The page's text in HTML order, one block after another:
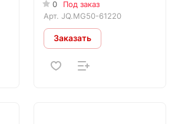
0
Под заказ
Арт.JQ.MG50-61220
Заказать